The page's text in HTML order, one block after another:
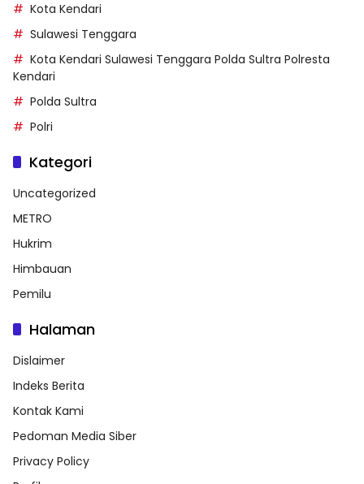
Kota Kendari
Sulawesi Tenggara
Kota Kendari Sulawesi Tenggara Polda Sultra Polresta
Kendari
Polda Sultra
Polri
Kategori
Uncategorized
METRO
Hukrim
Himbauan
Pemilu
Halaman
Dislaimer
Indeks Berita
Kontak Kami
Pedoman Media Siber
Privacy Policy